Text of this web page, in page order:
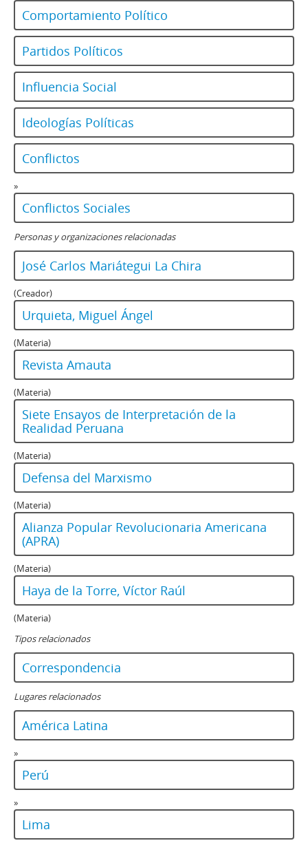
Comportamiento Político
Partidos Políticos
Influencia Social
Ideologías Políticas
Conflictos
»
Conflictos Sociales
Personas y organizaciones relacionadas
José Carlos Mariátegui La Chira
(Creador)
Urquieta, Miguel Ángel
(Materia)
Revista Amauta
(Materia)
Siete Ensayos de Interpretación de la
Realidad Peruana
(Materia)
Defensa del Marxismo
(Materia)
Alianza Popular Revolucionaria Americana
(APRA)
(Materia)
Haya de la Torre, Víctor Raúl
(Materia)
Tipos relacionados
Correspondencia
Lugares relacionados
América Latina
»
Perú
»
Lima